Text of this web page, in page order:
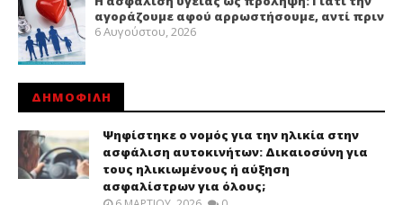
αγοράζουμε αφού αρρωστήσουμε, αντί πριν
6 Αυγούστου, 2026
ΔΗΜΟΦΙΛΗ
Ψηφίστηκε ο νομός για την ηλικία στην
ασφάλιση αυτοκινήτων: Δικαιοσύνη για
τους ηλικιωμένους ή αύξηση
ασφαλίστρων για όλους;